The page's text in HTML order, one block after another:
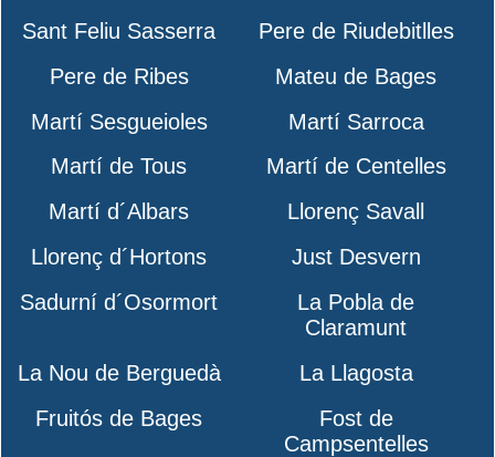
Sant Feliu Sasserra
Pere de Riudebitlles
Pere de Ribes
Mateu de Bages
Martí Sesgueioles
Martí Sarroca
Martí de Tous
Martí de Centelles
Martí d´Albars
Llorenç Savall
Llorenç d´Hortons
Just Desvern
Sadurní d´Osormort
La Pobla de
Claramunt
La Nou de Berguedà
La Llagosta
Fruitós de Bages
Fost de
Campsentelles